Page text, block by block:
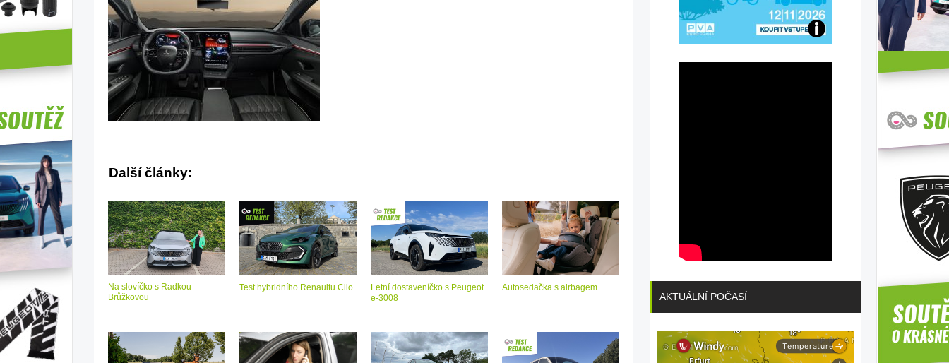
Další články:
Na slovíčko s Radkou
Brůžkovou
Test hybridního Renaultu Clio
Letní dostaveníčko s Peugeot
e-3008
Autosedačka s airbagem
Přijďte
AKTUÁLNÍ POČASÍ